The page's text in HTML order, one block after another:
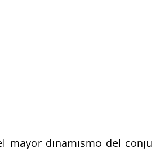
mayor dinamismo del